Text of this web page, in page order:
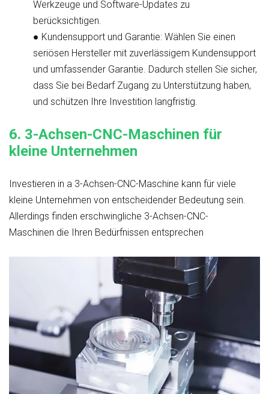
Werkzeuge und Software-Updates zu
berücksichtigen.
● Kundensupport und Garantie: Wählen Sie einen
seriösen Hersteller mit zuverlässigem Kundensupport
und umfassender Garantie. Dadurch stellen Sie sicher,
dass Sie bei Bedarf Zugang zu Unterstützung haben,
und schützen Ihre Investition langfristig.
6. 3-Achsen-CNC-Maschinen für
kleine Unternehmen
Investieren in a 3-Achsen-CNC-Maschine kann für viele
kleine Unternehmen von entscheidender Bedeutung sein.
Allerdings finden erschwingliche 3-Achsen-CNC-
Maschinen die Ihren Bedürfnissen entsprechen